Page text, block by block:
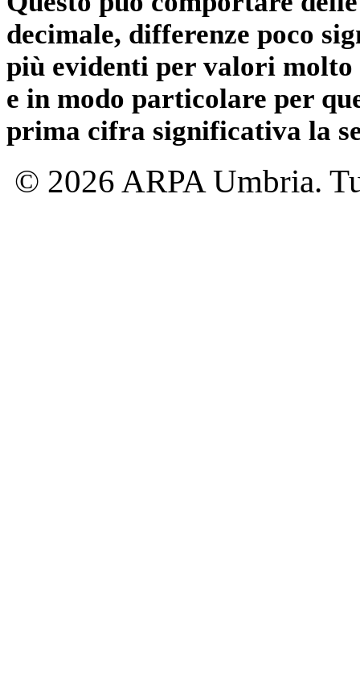
decimale, differenze poco
più evidenti per valori
e in modo particolare per
prima cifra significativa la
© 2026 ARPA Umbria.